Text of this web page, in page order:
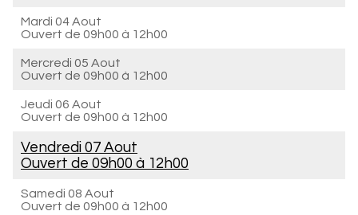
Mardi 04 Aout
Ouvert de 09h00 à 12h00
Mercredi 05 Aout
Ouvert de 09h00 à 12h00
Jeudi 06 Aout
Ouvert de 09h00 à 12h00
Vendredi 07 Aout
Ouvert de 09h00 à 12h00
Samedi 08 Aout
Ouvert de 09h00 à 12h00